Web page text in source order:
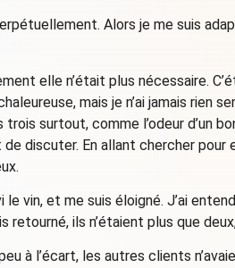
Alors je me suis
elle n’était plus nécessaire.
mais je n’ai jamais rien
surtout, comme l’odeur d’un
discuter. En allant chercher pour
vin, et me suis éloigné. J’ai
ils n’étaient plus que
à l’écart, les autres clients